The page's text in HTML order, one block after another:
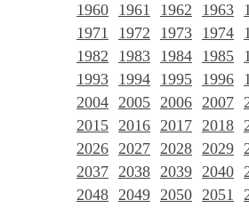
1960 1961 1962 1963
1971
1972 1973 1974
1982
1983 1984 1985
1993 1994 1995 1996
2004 2005 2006 2007
2015 2016 2017 2018
2026 2027 2028 2029
2037 2038 2039 2040
2048 2049 2050 2051